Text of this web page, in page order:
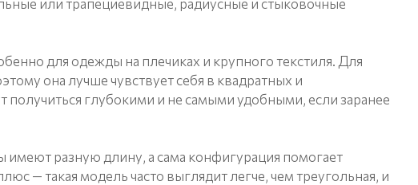
или трапециевидные, радиусные и стыковочные
для одежды на плечиках и крупного текстиля. Для
она лучше чувствует себя в квадратных и
глубокими и не самыми удобными, если заранее
разную длину, а сама конфигурация помогает
— такая модель часто выглядит легче, чем треугольная, и